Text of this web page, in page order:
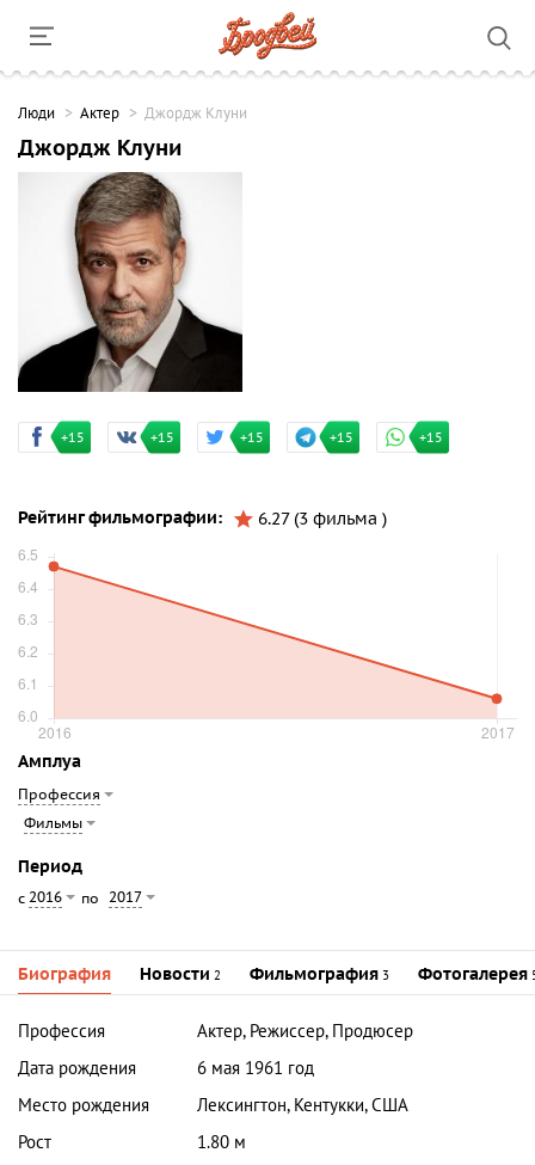
Люди Актер Джордж Клуни
Джордж Клуни
+15 +15 +15 +15 +15
Рейтинг фильмографии: 6.27 (3 фильма )
Амплуа
Профессия
Фильмы
Период
с 2016 по 2017
Биография Новости 2 Фильмография 3 Фотогалерея
Профессия
Актер, Режиссер, Продюсер
Дата рождения
6 мая 1961 год
Место рождения
Лексингтон, Кентукки, США
Рост
1.80 м